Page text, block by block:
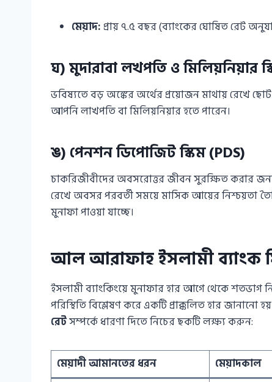
মেয়াদ:প্রায় ৭.৫ বছর (ব্যাংকের ঘোষিত রেট
ঘ) মুদারাবা লখপতি ও মিলিয়নিয়ার
ভবিষ্যতে বড় অঙ্কের অর্থের প্রয়োজন মাথায় রেখে ছোট
আপনি লাখপতি বা মিলিয়নিয়ার হতে পারেন।
ঙ) পেনশন ডিপোজিট স্কিম (PDS)
চাকরিজীবীদের অবসরোত্তর জীবন সুরক্ষিত করার
রেখে অবসর পরবর্তী সময়ে মাসিক আয়ের নিশ্চয়তা
মুনাফা পাওয়া যাচ্ছে।
আল আরাফাহ ইসলামী ব্যাংক
ইসলামী ব্যাংকিংয়ে মুনাফার হার আগে থেকে শতভাগ
পরিস্থিতি বিশ্লেষণ করে একটি প্রাক্কলিত হার জানানো
রেটসম্পর্কে ধারণা দিতে নিচের ছকটি লক্ষ্য করুন:
মেয়াদী আমানতের ধরন মেয়াদকাল